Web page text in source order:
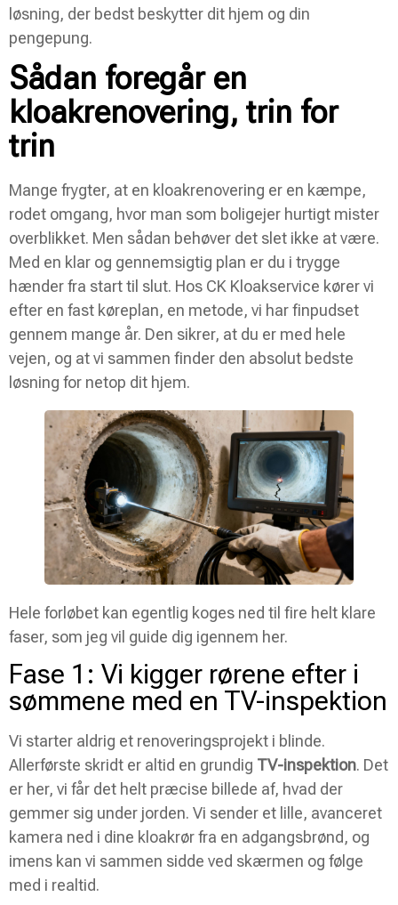
løsning, der bedst beskytter dit hjem og din
pengepung.
Sådan foregår en
kloakrenovering, trin for
trin
Mange frygter, at en kloakrenovering er en kæmpe,
rodet omgang, hvor man som boligejer hurtigt mister
overblikket. Men sådan behøver det slet ikke at være.
Med en klar og gennemsigtig plan er du i trygge
hænder fra start til slut. Hos CK Kloakservice kører vi
efter en fast køreplan, en metode, vi har finpudset
gennem mange år. Den sikrer, at du er med hele
vejen, og at vi sammen finder den absolut bedste
løsning for netop dit hjem.
Hele forløbet kan egentlig koges ned til fire helt klare
faser, som jeg vil guide dig igennem her.
Fase 1: Vi kigger rørene efter i
sømmene med en TV-inspektion
Vi starter aldrig et renoveringsprojekt i blinde.
Allerførste skridt er altid en grundig TV-inspektion. Det
er her, vi får det helt præcise billede af, hvad der
gemmer sig under jorden. Vi sender et lille, avanceret
kamera ned i dine kloakrør fra en adgangsbrønd, og
imens kan vi sammen sidde ved skærmen og følge
med i realtid.